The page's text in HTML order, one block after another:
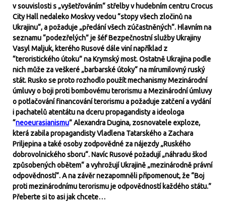
v souvislosti s „vyšetřováním“ střelby v hudebním centru Crocus
City Hall nedaleko Moskvy vedou “stopy všech zločinů na
Ukrajinu“, a požaduje „předání všech zúčastněných“. Hlavním na
seznamu “podezřelých” je šéf Bezpečnostní služby Ukrajiny
Vasyl Maljuk, kterého Rusové dále viní například z
“teroristického útoku” na Krymský most. Ostatně Ukrajina podle
nich může za veškeré „barbarské útoky“ na mírumilovný ruský
stát. Rusko se proto rozhodlo použít mechanismy Mezinárodní
úmluvy o boji proti bombovému terorismu a Mezinárodní úmluvy
o potlačování financování terorismu a požaduje zatčení a vydání
i pachatelů atentátu na dceru propagandisty a ideologa
“neoeurasianismu” Alexandra Dugina, zosnovatele exploze,
která zabila propagandisty Vladlena Tatarského a Zachara
Priljepina a také osoby zodpovědné za nájezdy „Ruského
dobrovolnického sboru“. Navíc Rusové požadují „náhradu škod
způsobených obětem“ a vyhrožují Ukrajině „mezinárodně právní
odpovědností“. A na závěr nezapomněli připomenout, že “Boj
proti mezinárodnímu terorismu je odpovědností každého státu.”
Přeberte si to asi jak chcete…